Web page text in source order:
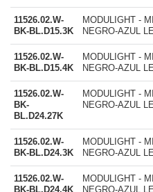
11526.02.W-
BK-BL.D15.3K
MODULIGHT -
NEGRO-AZUL
11526.02.W-
BK-BL.D15.4K
MODULIGHT -
NEGRO-AZUL
11526.02.W-
BK-
BL.D24.27K
MODULIGHT -
NEGRO-AZUL
11526.02.W-
BK-BL.D24.3K
MODULIGHT -
NEGRO-AZUL
11526.02.W-
BK-BL.D24.4K
MODULIGHT -
NEGRO-AZUL